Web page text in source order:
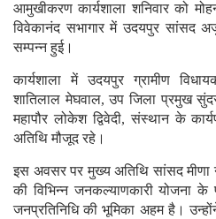
आमुखीकरण कार्यशाला शनिवार को
विवेकानंद सभागार में उदयपुर सांसद
सम्पन्न हुई।
कार्यशाला में उदयपुर ग्रामीण
शातिलाल मेघवाल, उप जिला प्रमुख
महापौर लोकेश द्विवेदी, संस्थान के
अतिथि मौजूद रहे।
इस अवसर पर मुख्य अतिथि सांसद मीणा
की विभिन्न जनकल्याणकारी योजना
जनप्रतिनिधि की भूमिका अहम है।